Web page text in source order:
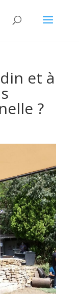
et à
?